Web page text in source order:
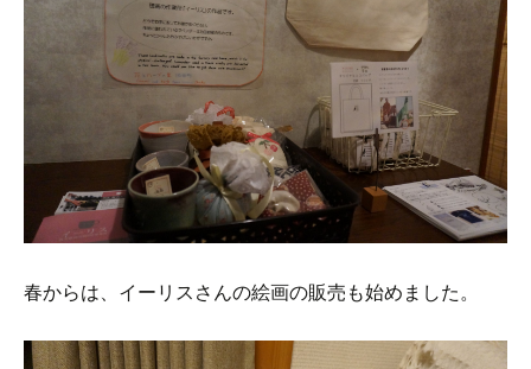
春からは、イーリスさんの絵画の販売も始めました。